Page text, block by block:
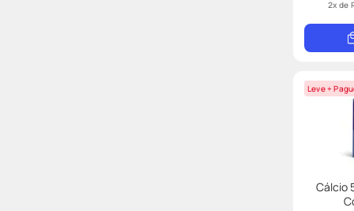
2x de
Leve +
Cálcio